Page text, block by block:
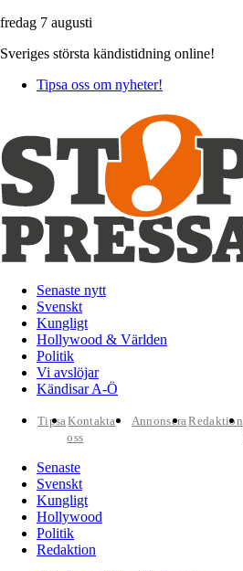
fredag 7 augusti
Sveriges största kändistidning online!
Tipsa oss om nyheter!
Senaste nytt
Svenskt
Kungligt
Hollywood & Världen
Politik
Vi avslöjar
Kändisar A-Ö
TipsaKontakta
oss
AnnonseraRedaktion
Senaste
Svenskt
Kungligt
Hollywood
Politik
Redaktion